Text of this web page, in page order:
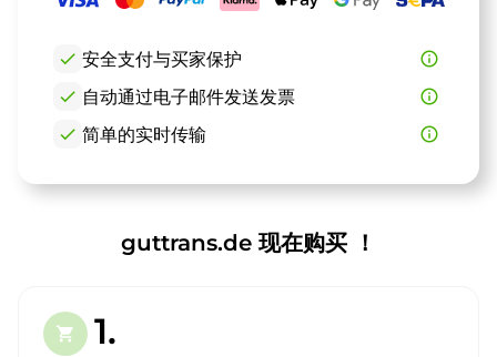
check 安全支付与买家保护
info_outline
check 自动通过电子邮件发送发票
info_outline
check 简单的实时传输 info_outline
guttrans.de 现在购买 ！
shopping_cart 1.